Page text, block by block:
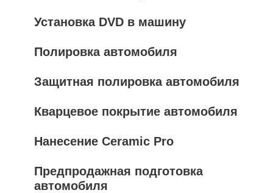
Установка DVD в машину
Полировка автомобиля
Защитная полировка автомобиля
Кварцевое покрытие автомобиля
Нанесение Ceramic Pro
Предпродажная подготовка
автомобиля